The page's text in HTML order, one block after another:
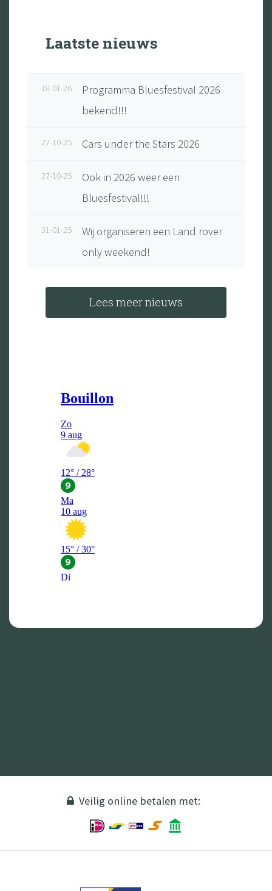
Laatste nieuws
18-01-26
Programma Bluesfestival 2026
bekend!!!
27-10-25 Cars under the Stars 2026
27-10-25
Ook in 2026 weer een
Bluesfestival!!!
31-01-25
Wij organiseren een Land rover
only weekend!
Lees meer nieuws
Veilig online betalen met: